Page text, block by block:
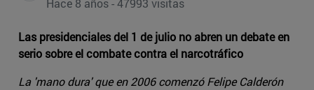
Hace 8 años - 47993 visitas
Las presidenciales del 1 de julio no abren un debate en
serio sobre el combate contra el narcotráfico
La 'mano dura' que en 2006 comenzó Felipe Calderón